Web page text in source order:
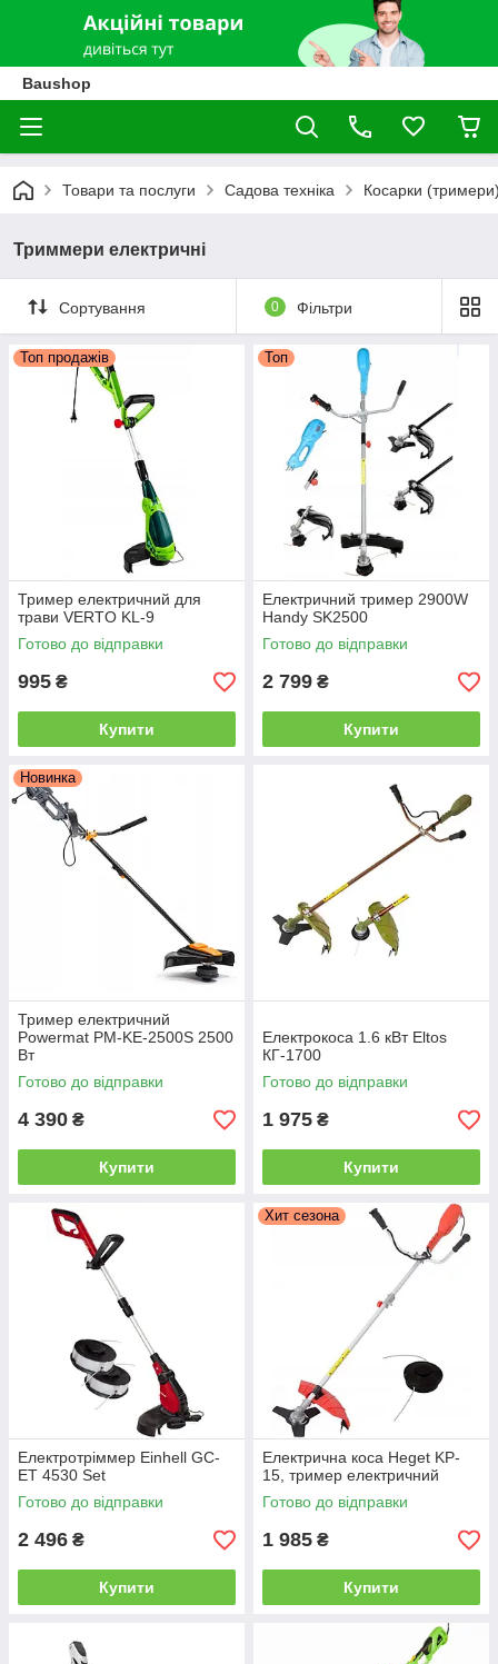
Baushop
Товари та послуги Садова техніка Косарки
Триммери електричні
Сортування 0 Фільтри
Топ продажів
Тример електричний для
трави VERTO KL-9
Готово до відправки
995 ₴
Купити
Топ
Електричний тример 2900W
Handy SK2500
Готово до відправки
2 799 ₴
Купити
Новинка
Тример електричний
Powermat PM-KE-2500S 2500
Вт
Готово до відправки
4 390 ₴
Купити
Електрокоса 1.6 кВт Eltos
КГ-1700
Готово до відправки
1 975 ₴
Купити
Електротріммер Einhell GC-
ET 4530 Set
Готово до відправки
2 496 ₴
Купити
Хит сезона
Електрична коса Heget KP-
15, тример електричний
Готово до відправки
1 985 ₴
Купити